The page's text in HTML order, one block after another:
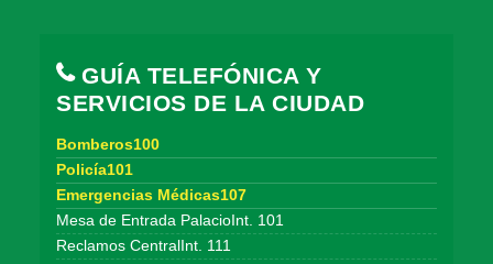
GUÍA TELEFÓNICA Y
SERVICIOS DE LA CIUDAD
Bomberos100
Policía101
Emergencias Médicas107
Mesa de Entrada PalacioInt. 101
Reclamos CentralInt. 111